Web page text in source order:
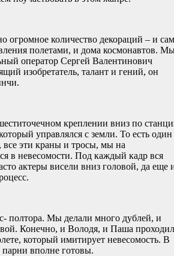
огромное количество декораций – и сам
полетами, и дома космонавтов.
оператор Сергей Валентинович
изобретатель, талант и гений, он
креплении вниз по
управлялся с земли. То есть один
все эти краны и тросы, мы на
в невесомости. Под каждый кадр вся
актеры висели вниз головой, да еще
полтора. Мы делали много дублей, и
Конечно, и Володя, и Паша
который имитирует невесомость. В
парни вполне готовы.